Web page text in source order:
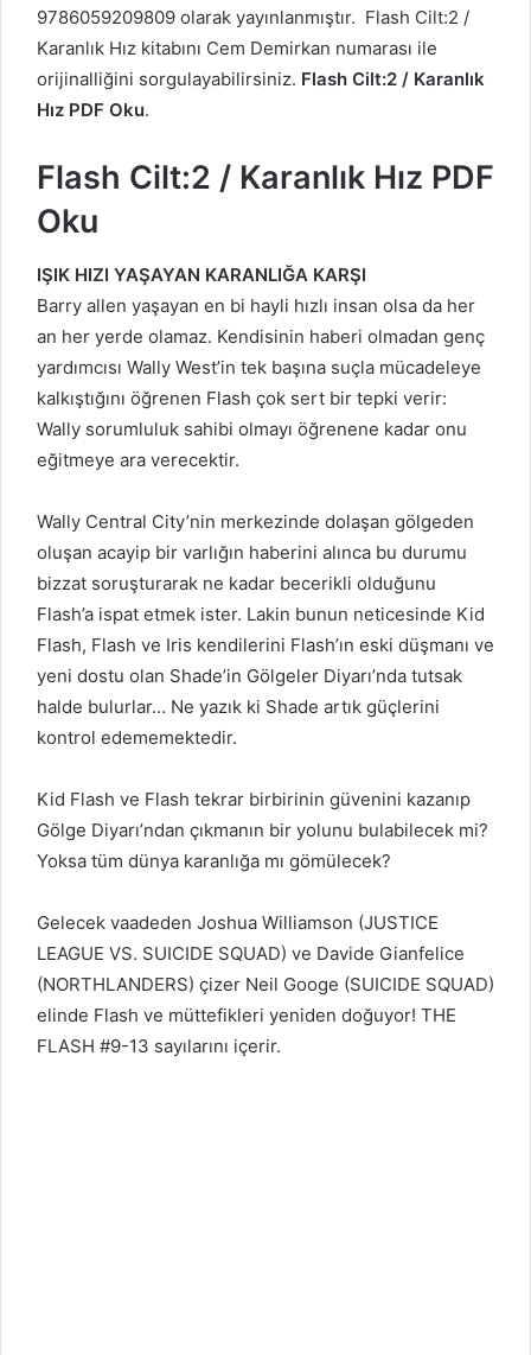
9786059209809 olarak yayınlanmıştır. Flash Cilt:2 /
Karanlık Hız kitabını Cem Demirkan numarası ile
orijinalliğini sorgulayabilirsiniz. Flash Cilt:2 / Karanlık
Hız PDF Oku.
Flash Cilt:2 / Karanlık Hız PDF
Oku
IŞIK HIZI YAŞAYAN KARANLIĞA KARŞI
Barry allen yaşayan en bi hayli hızlı insan olsa da her
an her yerde olamaz. Kendisinin haberi olmadan genç
yardımcısı Wally West’in tek başına suçla mücadeleye
kalkıştığını öğrenen Flash çok sert bir tepki verir:
Wally sorumluluk sahibi olmayı öğrenene kadar onu
eğitmeye ara verecektir.
Wally Central City’nin merkezinde dolaşan gölgeden
oluşan acayip bir varlığın haberini alınca bu durumu
bizzat soruşturarak ne kadar becerikli olduğunu
Flash’a ispat etmek ister. Lakin bunun neticesinde Kid
Flash, Flash ve Iris kendilerini Flash’ın eski düşmanı ve
yeni dostu olan Shade’in Gölgeler Diyarı’nda tutsak
halde bulurlar… Ne yazık ki Shade artık güçlerini
kontrol edememektedir.
Kid Flash ve Flash tekrar birbirinin güvenini kazanıp
Gölge Diyarı’ndan çıkmanın bir yolunu bulabilecek mi?
Yoksa tüm dünya karanlığa mı gömülecek?
Gelecek vaadeden Joshua Williamson (JUSTICE
LEAGUE VS. SUICIDE SQUAD) ve Davide Gianfelice
(NORTHLANDERS) çizer Neil Googe (SUICIDE SQUAD)
elinde Flash ve müttefikleri yeniden doğuyor! THE
FLASH #9-13 sayılarını içerir.